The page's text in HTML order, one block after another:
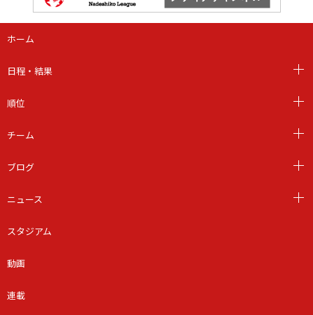
ホーム
日程・結果
順位
チーム
ブログ
ニュース
スタジアム
動画
連載